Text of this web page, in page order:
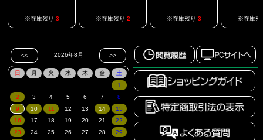
※在庫残り 3 ※在庫残り 2 ※在庫残り 3 ※在庫残